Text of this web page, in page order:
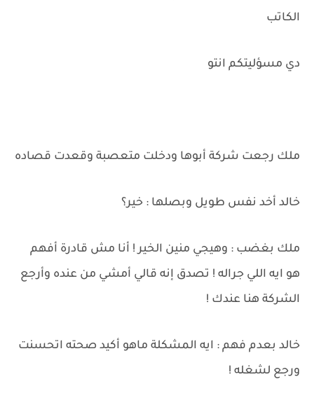
الكاتب
دي مسؤليتكم انتو
ملك رجعت شركة أبوها ودخلت متعصبة وقعدت قصاده
خالد أخد نفس طويل وبصلها : خير؟
ملك بغضب : وهيجي منين الخير ! أنا مش قادرة أفهم
هو ايه اللي جراله ! تصدق إنه قالي أمشي من عنده وأرجع
الشركة هنا عندك !
خالد بعدم فهم : ايه المشكلة ماهو أكيد صحته اتحسنت
ورجع لشغله !